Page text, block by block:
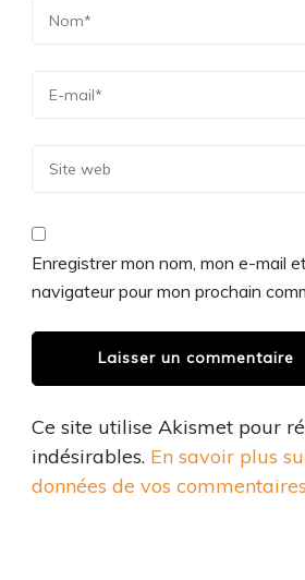
Enregistrer mon nom, mon e-mail
navigateur pour mon prochain
Ce site utilise Akismet pour
indésirables. En savoir plus
données de vos